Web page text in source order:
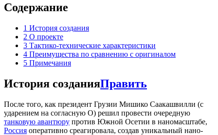
Содержание
1 История создания
2 О проекте
3 Тактико-технические характеристики
4 Преимущества по сравнению с оригиналом
5 Примечания
История созданияПравить
После того, как президент Грузии Мишико Саакашвилли (с
ударением на согласную О) решил провести очередную
танковую авантюру против Южной Осетии в наномасштабе,
Россия оперативно среагировала, создав уникальный нано-